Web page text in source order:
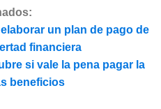
un plan de pago de
financiera
si vale la pena pagar la
beneficios